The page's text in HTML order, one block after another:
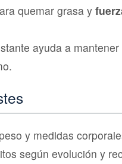
quemar grasa y
ayuda a
y medidas
según evolución y